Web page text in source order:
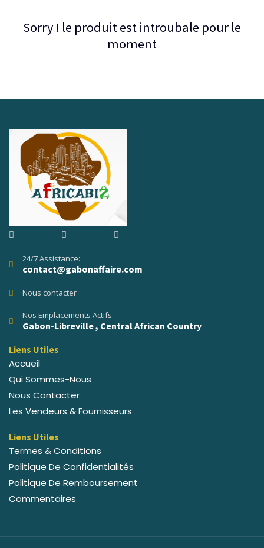
Sorry ! le produit est introubale pour le
moment
24/7 Assistance:
contact@gabonaffaire.com
Nous contacter
Nos Emplacements Actifs
Gabon-Libreville , Central African Country
Liens Utiles
Accueil
Qui Sommes-Nous
Nous Contacter
Les Vendeurs & Fournisseurs
Liens Utiles
Termes & Conditions
Politique De Confidentialités
Politique De Remboursement
Commentaires